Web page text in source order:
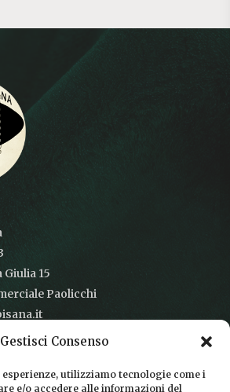
Gestisci Consenso
utilizziamo tecnologie come i
e/o accedere alle informazioni del
Giulia 15
Paolicchi